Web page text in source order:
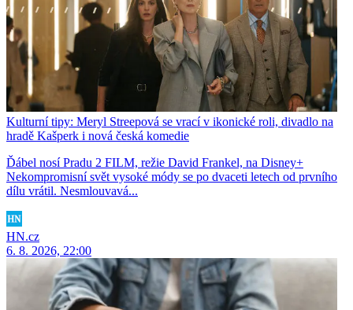
Kulturní tipy: Meryl Streepová se vrací v ikonické roli, divadlo na
hradě Kašperk i nová česká komedie
Ďábel nosí Pradu 2 FILM, režie David Frankel, na Disney+
Nekompromisní svět vysoké módy se po dvaceti letech od prvního
dílu vrátil. Nesmlouvavá...
HN.cz
6. 8. 2026, 22:00